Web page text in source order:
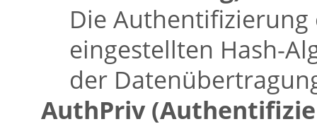
Die
eingestellten Hash-
der
AuthPriv